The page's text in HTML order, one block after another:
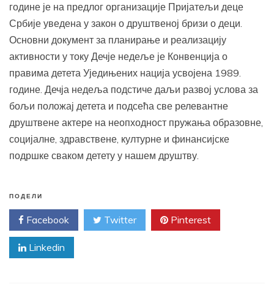
године је на предлог организације Пријатељи деце
Србије уведена у закон о друштвеној бризи о деци.
Основни документ за планирање и реализацију
активности у току Дечје недеље је Конвенција о
правима детета Уједињених нација усвојена 1989.
године. Дечја недеља подстиче даљи развој услова за
бољи положај детета и подсећа све релевантне
друштвене актере на неопходност пружања образовне,
социјалне, здравствене, културне и финансијске
подршке сваком детету у нашем друштву.
ПОДЕЛИ
Facebook Twitter Pinterest
Linkedin